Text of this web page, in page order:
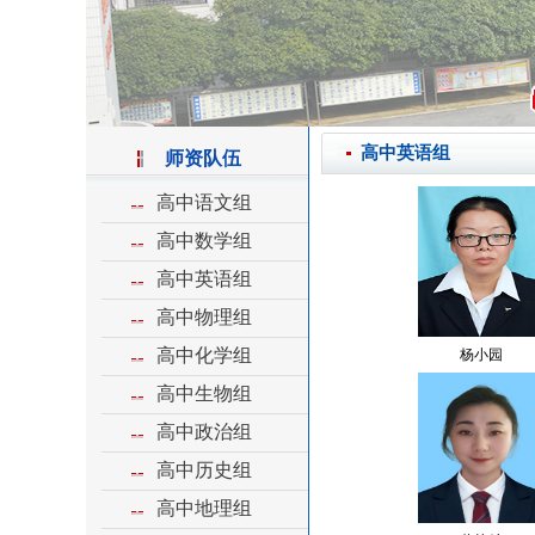
师资队伍
高中语文组
高中数学组
高中英语组
高中物理组
高中化学组
高中生物组
高中政治组
高中历史组
高中地理组
高中英语组
杨小园